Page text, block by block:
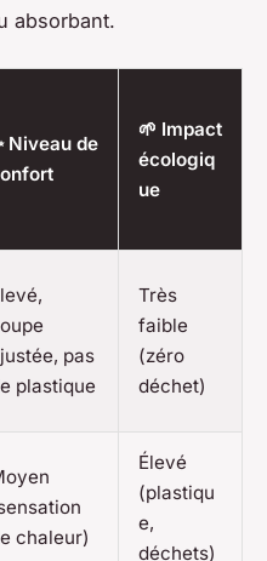
absorbant.
Niveau de
🌱 Impact
écologiq
ue
pas
plastique
Très
faible
(zéro
déchet)
chaleur)
Élevé
(plastiqu
e,
déchets)